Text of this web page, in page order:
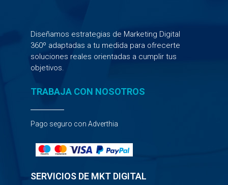
Diseñamos estrategias de Marketing Digital
360º adaptadas a tu medida para ofrecerte
soluciones reales orientadas a cumplir tus
objetivos.
TRABAJA CON NOSOTROS
Pago seguro con Adverthia
SERVICIOS DE MKT DIGITAL